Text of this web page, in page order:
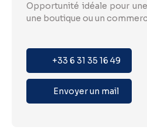
Opportunité idéale pour
une boutique ou un
+33 6 31 35 16 49
Envoyer un mail